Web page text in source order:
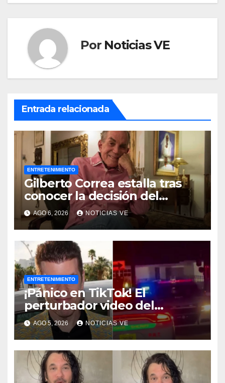
Por Noticias VE
Entrada relacionada
ENTRETENIMIENTO
Gilberto Correa estalla tras
conocer la decisión del
tribunal en su caso
AGO 6, 2026 NOTICIAS VE
ENTRETENIMIENTO
¡Pánico en TikTok! El
perturbador video del
famoso influencer Perez
Hilton que obligó a sus fans a
pedir ayuda médica
AGO 5, 2026 NOTICIAS VE